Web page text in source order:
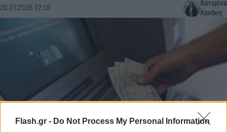
Flash.gr - Do Not Process My Personal Information
20.07.2026 22:16
Κατερίνα
Κανάκη